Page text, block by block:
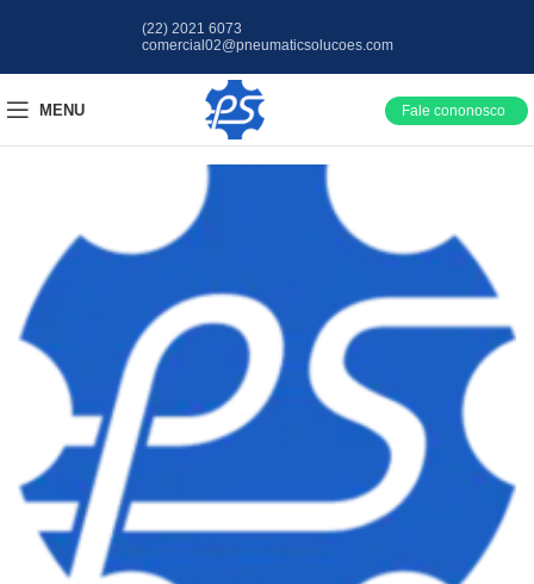
(22) 2021 6073
comercial02@pneumaticsolucoes.com
MENU Fale cononosco